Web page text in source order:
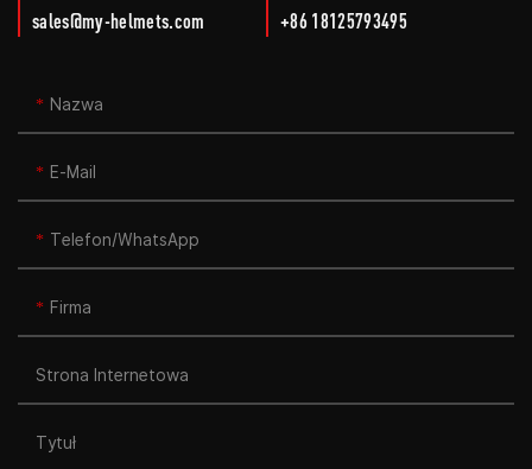
sales@my-helmets.com +86 18125793495
Nazwa
E-Mail
Telefon/WhatsApp
Firma
Strona Internetowa
Tytuł